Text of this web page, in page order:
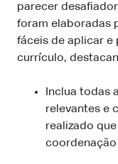
parecer
foram elaboradas
fáceis de aplicar e
currículo,
Inclua todas
relevantes e
realizado